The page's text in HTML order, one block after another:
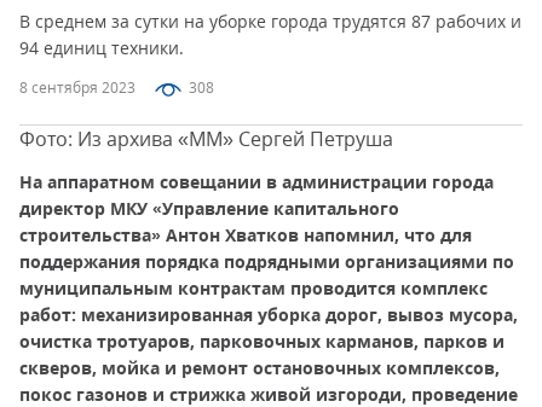
8 сентября 2023 308
В среднем за сутки на уборке города трудятся 87 рабочих и
94 единиц техники.
Фото: Из архива «ММ» Сергей Петруша
На аппаратном совещании в администрации города
директор МКУ «Управление капитального
строительства» Антон Хватков напомнил, что для
поддержания порядка подрядными организациями по
муниципальным контрактам проводится комплекс
работ: механизированная уборка дорог, вывоз мусора,
очистка тротуаров, парковочных карманов, парков и
скверов, мойка и ремонт остановочных комплексов,
покос газонов и стрижка живой изгороди, проведение